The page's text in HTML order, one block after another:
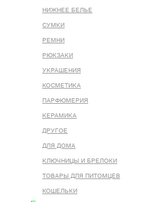
НИЖНЕЕ БЕЛЬЕ
СУМКИ
РЕМНИ
РЮКЗАКИ
УКРАШЕНИЯ
КОСМЕТИКА
ПАРФЮМЕРИЯ
КЕРАМИКА
ДРУГОЕ
ДЛЯ ДОМА
КЛЮЧНИЦЫ И БРЕЛОКИ
ТОВАРЫ ДЛЯ ПИТОМЦЕВ
КОШЕЛЬКИ